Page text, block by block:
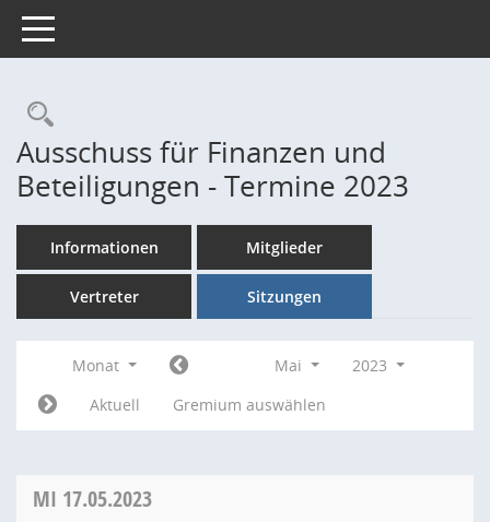
Toggle navigation
Rechercheauswahl
Ausschuss für Finanzen und
Beteiligungen - Termine 2023
Informationen Mitglieder
Vertreter Sitzungen
Monat Mai
2023
Aktuell
Gremium auswählen
MI 17.05.2023